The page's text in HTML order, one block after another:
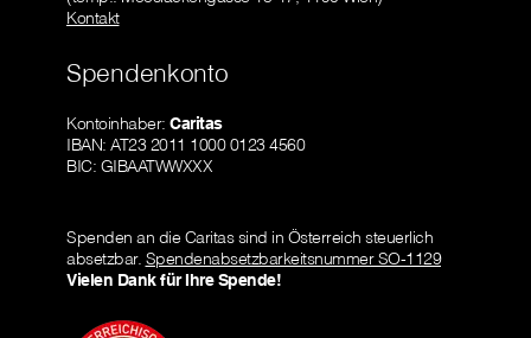
Kontakt
Spendenkonto
Kontoinhaber: Caritas
IBAN: AT23 2011 1000 0123 4560
BIC: GIBAATWWXXX
Spenden an die Caritas sind in Österreich steuerlich
absetzbar. Spendenabsetzbarkeitsnummer SO-1129
Vielen Dank für Ihre Spende!